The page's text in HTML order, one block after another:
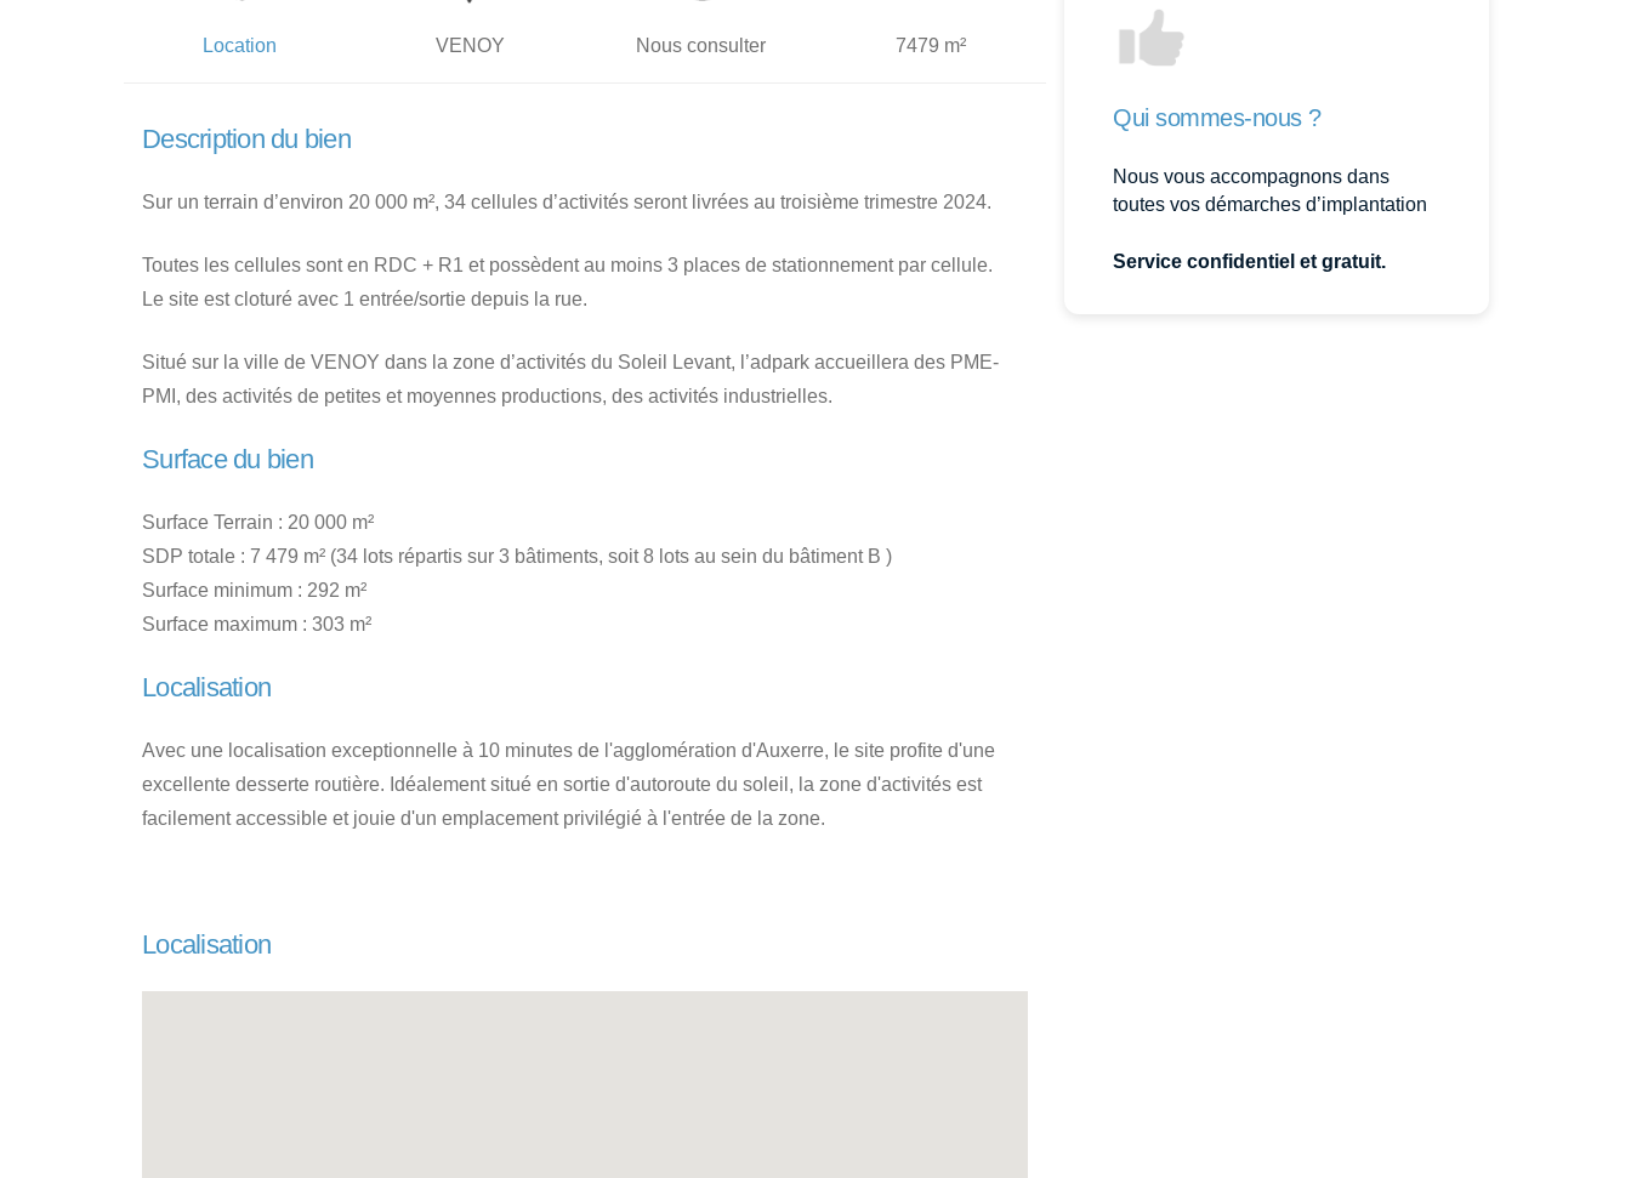
Location VENOY Nous consulter 7479 m²
Description du bien
Sur un terrain d’environ 20 000 m², 34 cellules d’activités seront livrées au troisième trimestre 2024.
Toutes les cellules sont en RDC + R1 et possèdent au moins 3 places de stationnement par cellule.
Le site est cloturé avec 1 entrée/sortie depuis la rue.
Situé sur la ville de VENOY dans la zone d’activités du Soleil Levant, l’adpark accueillera des PME-
PMI, des activités de petites et moyennes productions, des activités industrielles.
Surface du bien
Surface Terrain : 20 000 m²
SDP totale : 7 479 m² (34 lots répartis sur 3 bâtiments, soit 8 lots au sein du bâtiment B )
Surface minimum : 292 m²
Surface maximum : 303 m²
Localisation
Avec une localisation exceptionnelle à 10 minutes de l'agglomération d'Auxerre, le site profite d'une
excellente desserte routière. Idéalement situé en sortie d'autoroute du soleil, la zone d'activités est
facilement accessible et jouie d'un emplacement privilégié à l'entrée de la zone.
Localisation
Qui sommes-nous ?
Nous vous accompagnons dans
toutes vos démarches d’implantation
Service confidentiel et gratuit.